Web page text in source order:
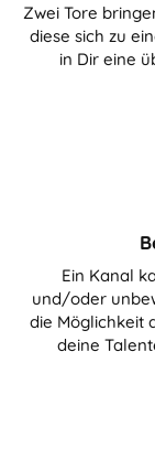
Zwei Tore
diese sich zu
in Dir eine
Ein Kanal
und/oder
die Möglichkeit
deine